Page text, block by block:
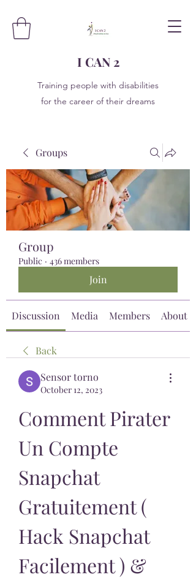
I CAN 2
Training people with disabilities
for the career of their dreams
Groups
Group
Public · 436 members
Join
Discussion Media Members About
Back
Sensor torno
October 12, 2023
Comment Pirater
Un Compte
Snapchat
Gratuitement (
Hack Snapchat
Facilement ) &